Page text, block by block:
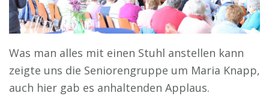
Was man alles mit einen Stuhl anstellen kann
zeigte uns die Seniorengruppe um Maria Knapp,
auch hier gab es anhaltenden Applaus.